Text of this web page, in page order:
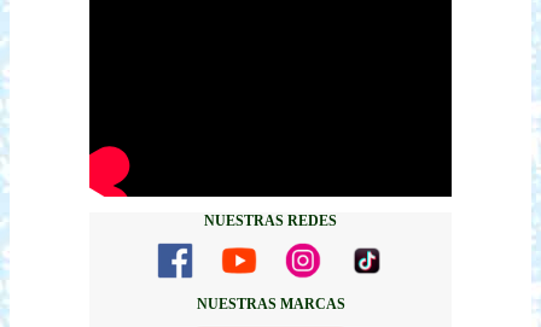
NUESTRAS REDES
NUESTRAS MARCAS